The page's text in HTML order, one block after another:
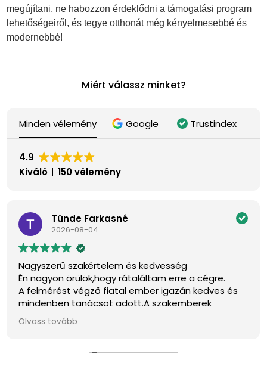
megújítani, ne habozzon érdeklődni a támogatási program
lehetőségeiről, és tegye otthonát még kényelmesebbé és
modernebbé!
Miért válassz minket?
Minden vélemény Google Trustindex
4.9
Kiváló
150 vélemény
Tünde Farkasné
2026-08-04
Nagyszerű szakértelem és kedvesség
Én nagyon örülök,hogy rátaláltam erre a cégre.
A felmérést végző fiatal ember igazán kedves és
mindenben tanácsot adott.A szakemberek
pontosak,kedvesek és szép munkát végeztek.
Köszönöm szépen.
Olvass tovább